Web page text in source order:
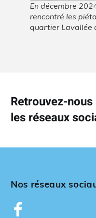
En décembre
rencontré les
quartier Lavallée
Retrouvez-
les réseaux
Nos réseaux